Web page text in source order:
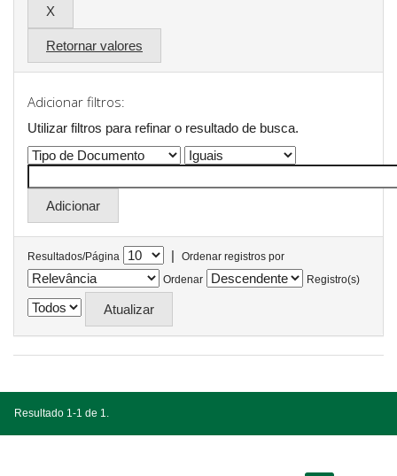
Retornar valores
Adicionar filtros:
Utilizar filtros para refinar o resultado de busca.
Resultados/Página |
Ordenar registros por
Ordenar
Registro(s)
Resultado 1-1 de 1.